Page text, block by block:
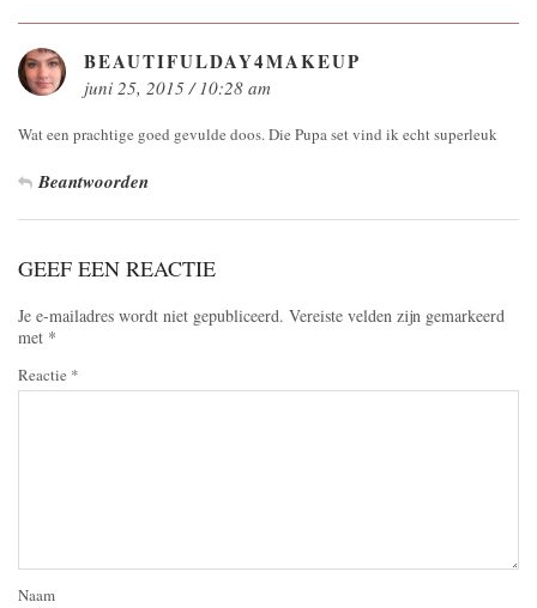
BEAUTIFULDAY4MAKEUP
juni 25, 2015 / 10:28 am
Wat een prachtige goed gevulde doos. Die Pupa set vind ik echt superleuk
Beantwoorden
GEEF EEN REACTIE
Je e-mailadres wordt niet gepubliceerd. Vereiste velden zijn gemarkeerd
met *
Reactie *
Naam